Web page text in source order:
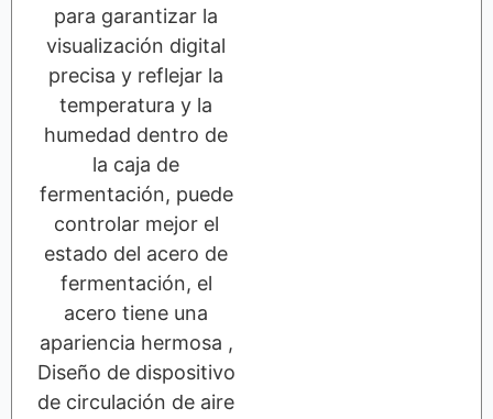
para garantizar la
visualización digital
precisa y reflejar la
temperatura y la
humedad dentro de
la caja de
fermentación, puede
controlar mejor el
estado del acero de
fermentación, el
acero tiene una
apariencia hermosa ,
Diseño de dispositivo
de circulación de aire